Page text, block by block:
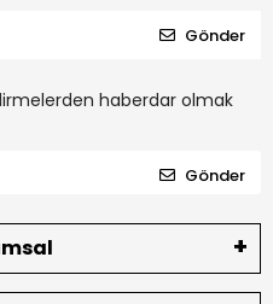
Gönder
haberdar olmak
Gönder